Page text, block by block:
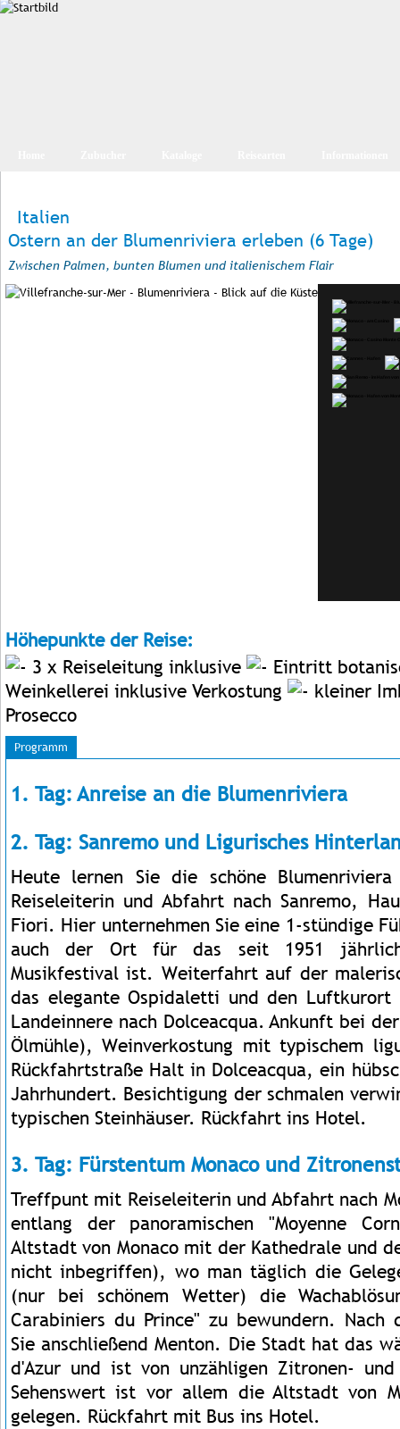
Italien
Ostern an der Blumenriviera erleben (6 Tage)
Zwischen Palmen, bunten Blumen und italienischem Flair
Höhepunkte der Reise:
3 x Reiseleitung inklusive
Eintritt
Weinkellerei inklusive Verkostung
kleiner
Prosecco
Programm
1. Tag: Anreise an die Blumenriviera
2. Tag: Sanremo und Ligurisches
Heute lernen Sie die schöne
Reiseleiterin und Abfahrt nach Sanremo,
Fiori. Hier unternehmen Sie eine 1-stündige
auch der Ort für das seit 1951 jährlich
Musikfestival ist. Weiterfahrt auf der
das elegante Ospidaletti und den Luftkurort
Landeinnere nach Dolceacqua. Ankunft bei
Ölmühle), Weinverkostung mit typischem
Rückfahrtstraße Halt in Dolceacqua, ein
Jahrhundert. Besichtigung der schmalen
typischen Steinhäuser. Rückfahrt ins Hotel.
3. Tag: Fürstentum Monaco und
Treffpunt mit Reiseleiterin und Abfahrt nach
entlang der panoramischen "Moyenne
Altstadt von Monaco mit der Kathedrale und
nicht inbegriffen), wo man täglich die
(nur bei schönem Wetter) die
Carabiniers du Prince" zu bewundern. Nach
Sie anschließend Menton. Die Stadt hat das
d'Azur und ist von unzähligen Zitronen- und
Sehenswert ist vor allem die Altstadt von
gelegen. Rückfahrt mit Bus ins Hotel.